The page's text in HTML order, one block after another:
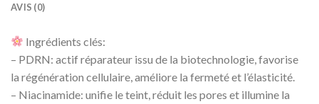
AVIS (0)
Ingrédients clés:
– PDRN: actif réparateur issu de la biotechnologie, favorise
la régénération cellulaire, améliore la fermeté et l’élasticité.
– Niacinamide: unifie le teint, réduit les pores et illumine la